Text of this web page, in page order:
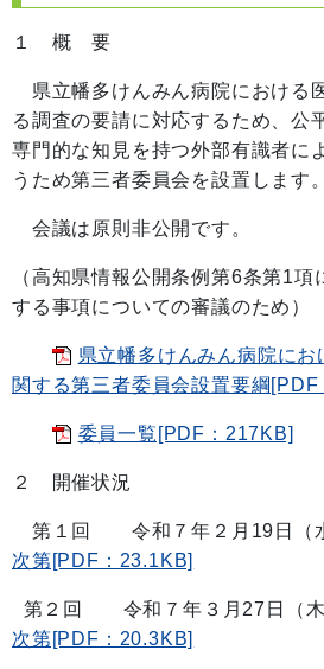
１ 概 要
県立幡多けんみん病院における
る調査の要請に対応するため、公
専門的な知見を持つ外部有識者に
うため第三者委員会を設置します。
会議は原則非公開です。
（高知県情報公開条例第6条第1項
する事項についての審議のため）
県立幡多けんみん病院にお
関する第三者委員会設置要綱[PDF
委員一覧[PDF：217KB]
２ 開催状況
第１回 令和７年２月19日
次第[PDF：23.1KB]
第２回 令和７年３月27日
次第[PDF：20.3KB]